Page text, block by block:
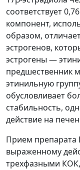
соответствует
компонент,
образом,
эстрогенов,
эстрогены —
предшественник
этинильную
обусловливает
стабильность,
действие на
Прием препарата
выраженному
трехфазными